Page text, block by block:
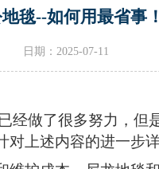
毯--如何用最省事！
日期：2025-07-11
经做了很多努力，
上述内容的进一步详